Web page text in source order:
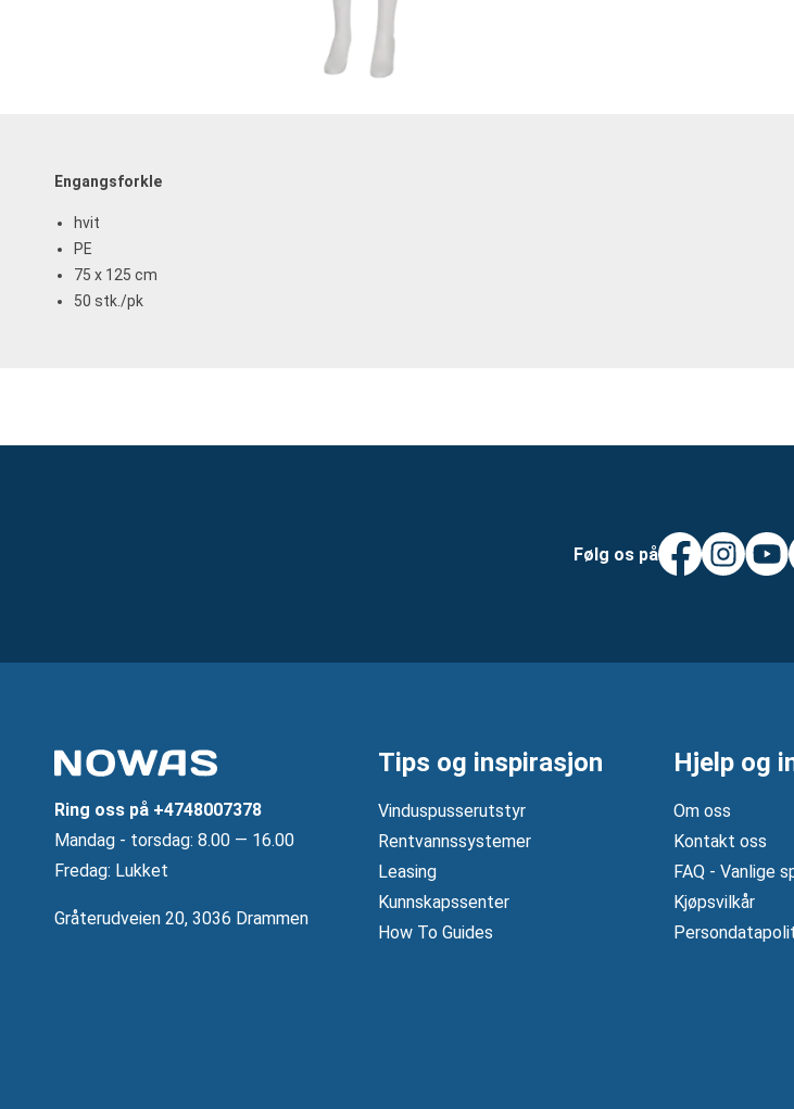
Engangsforkle
hvit
PE
75 x 125 cm
50 stk./pk
Følg os på
Ring oss på +4748007378
Mandag ‐ torsdag: 8.00 — 16.00
Fredag: Lukket
Gråterudveien 20, 3036 Drammen
Tips og inspirasjon
Vinduspusserutstyr
Rentvannssystemer
Leasing
Kunnskapssenter
How To Guides
Hjelp og
Om oss
Kontakt oss
FAQ - Vanlige
Kjøpsvilkår